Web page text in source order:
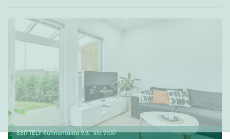
ESITTELY Sunnuntaina 9.8. klo9:00